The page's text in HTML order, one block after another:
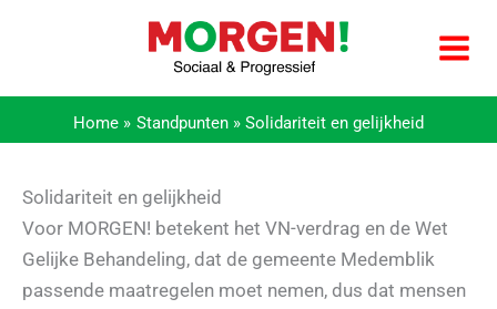
Home Standpunten Solidariteit en gelijkheid
Solidariteit en gelijkheid
Voor MORGEN! betekent het VN-verdrag en de Wet
Gelijke Behandeling, dat de gemeente Medemblik
passende maatregelen moet nemen, dus dat mensen